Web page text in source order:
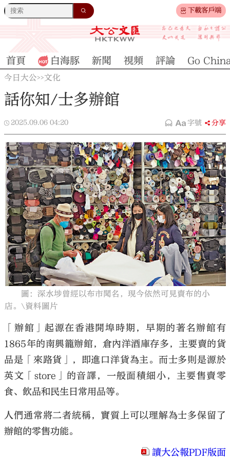
下載客戶端
大公文匯
首頁 白海豚 新聞 視頻 評論 Go
今日大公>>文化
話你知/士多辦館
2025.09.06 04:20 字號 分享
圖：深水埗曾經以布市聞名，現今依然可見賣布的小
店。\資料圖片
「辦館」起源在香港開埠時期，早期的著名辦館有
1865年的南興籠辦館，倉內洋酒庫存多，主要賣的貨
品是「來路貨」，即進口洋貨為主。而士多則是源於
英文「store」的音譯，一般面積細小，主要售賣零
食、飲品和民生日常用品等。
人們通常將二者統稱，實質上可以理解為士多保留了
辦館的零售功能。
讀大公報PDF版面